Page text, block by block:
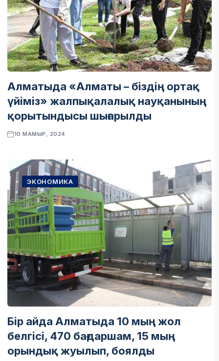
Алматыда «Алматы – біздің ортақ
үйіміз» жалпықалалық науқанының
қорытындысы шығарылды
10 МАМЫР, 2024
ЭКОНОМИКА
Бір айда Алматыда 10 мың жол
белгісі, 470 бағдаршам, 15 мың
орындық жуылып, боялды